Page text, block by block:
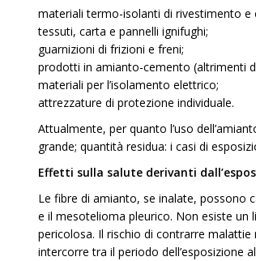
materiali termo-isolanti di rivestimento e
tessuti, carta e pannelli ignifughi;
guarnizioni di frizioni e freni;
prodotti in amianto-cemento (altrimenti
materiali per l’isolamento elettrico;
attrezzature di protezione individuale.
Attualmente, per quanto l’uso
grande; quantità residua: i casi di
Effetti sulla salute derivanti
Le fibre di amianto, se inalate, possono
e il mesotelioma pleurico. Non esiste un
pericolosa. Il rischio di contrarre malattie
intercorre tra il periodo dell’esposizione